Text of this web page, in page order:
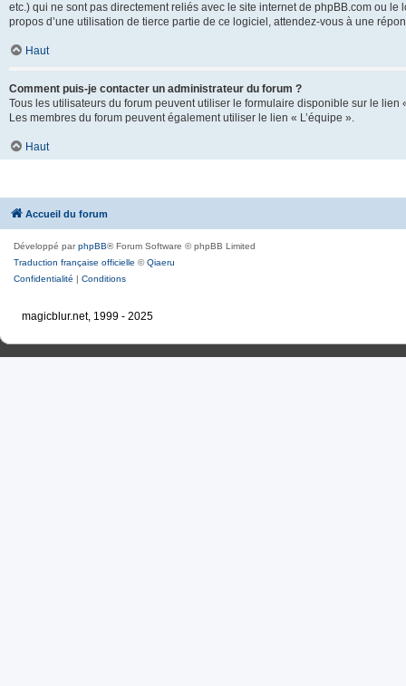
etc.) qui ne sont pas directement reliés avec le site internet de phpBB.com ou
propos d’une utilisation de tierce partie de ce logiciel, attendez-vous à une
Haut
Comment puis-je contacter un administrateur du forum ?
Tous les utilisateurs du forum peuvent utiliser le formulaire disponible sur le
Les membres du forum peuvent également utiliser le lien « L’équipe ».
Haut
Accueil du forum
Développé parphpBB® Forum Software © phpBB Limited
Traduction française officielle ©Qiaeru
Confidentialité | Conditions
magicblur.net, 1999 - 2025